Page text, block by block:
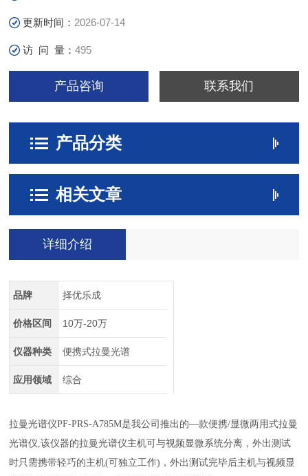
更新时间： 2026-07-14
访 问 量：495
产品咨询 联系我们
产品分类
相关文章
详细介绍
品牌 择优乐成
价格区间 10万-20万
仪器种类 便携式拉曼光谱
应用领域 综合
拉曼光谱仪PF-PRS-A785M是我公司推出的—款便携/显微两用式拉曼
光谱仪,该仪器的拉曼光谱仪主机可与视频显微系统分离，外出测试
时只需携带轻巧的主机(可独立工作)，外出测试完毕后主机与视频显